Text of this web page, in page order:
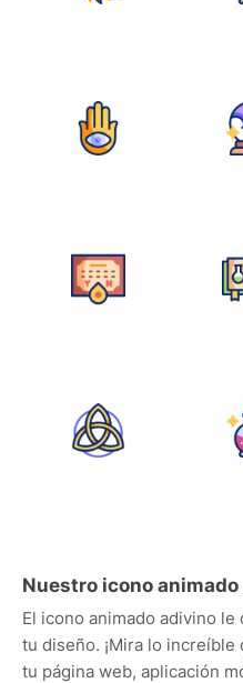
Nuestro icono
El icono animado adivino
tu diseño. ¡Mira lo
tu página web, aplicación